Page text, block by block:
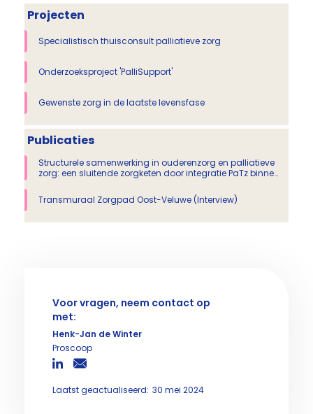
Projecten
Specialistisch thuisconsult palliatieve zorg
Onderzoeksproject 'PalliSupport'
Gewenste zorg in de laatste levensfase
Publicaties
Structurele samenwerking in ouderenzorg en palliatieve
zorg: een sluitende zorgketen door integratie PaTz binnen
Transmuraal Zorgpad Oost-Veluwe (Interview)
Voor vragen, neem contact op
met:
Henk-Jan de Winter
Proscoop
Laatst geactualiseerd: 30 mei 2024